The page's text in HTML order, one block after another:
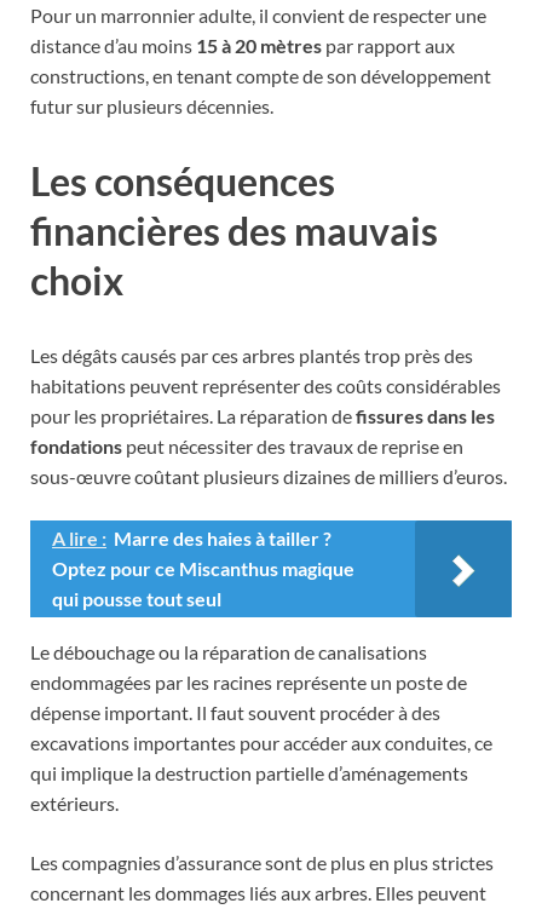
Pour un marronnier adulte, il convient de respecter une
distance d’au moins 15 à 20 mètres par rapport aux
constructions, en tenant compte de son développement
futur sur plusieurs décennies.
Les conséquences
financières des mauvais
choix
Les dégâts causés par ces arbres plantés trop près des
habitations peuvent représenter des coûts considérables
pour les propriétaires. La réparation defissures dans les
fondations peut nécessiter des travaux de reprise en
sous-œuvre coûtant plusieurs dizaines de milliers d’euros.
A lire : Marre des haies à tailler ?
Optez pour ce Miscanthus magique
qui pousse tout seul
Le débouchage ou la réparation de canalisations
endommagées par les racines représente un poste de
dépense important. Il faut souvent procéder à des
excavations importantes pour accéder aux conduites, ce
qui implique la destruction partielle d’aménagements
extérieurs.
Les compagnies d’assurance sont de plus en plus strictes
concernant les dommages liés aux arbres. Elles peuvent